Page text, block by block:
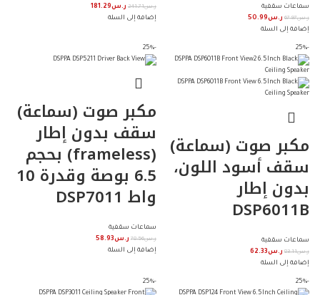
info@iscoksa.com
سماعات سقفية
ر.س67.97 ر.س50.99
إضافة إلى السلة
ر.س241.71 ر.س181.29
إضافة إلى السلة
-25%
مكبر صوت (سماعة)
سقف أسود اللون،
بدون إطار
DSP6011B
سماعات سقفية
ر.س83.11 ر.س62.33
إضافة إلى السلة
-25%
مكبر صوت (سماعة)
سقف بدون إطار
(frameless) بحجم
6.5 بوصة وقدرة 10
واط DSP7011
سماعات سقفية
ر.س78.56 ر.س58.93
إضافة إلى السلة
-25%
-25%